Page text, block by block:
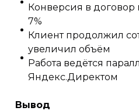
Конверсия в договор
7%
Клиент продолжил
увеличил объём
Работа ведётся
Яндекс.Директом
Вывод